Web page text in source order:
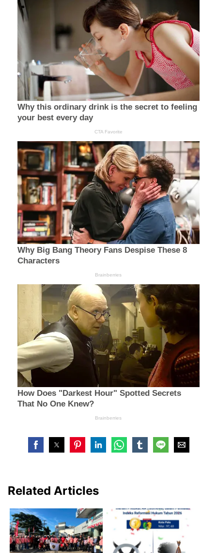
Related Articles